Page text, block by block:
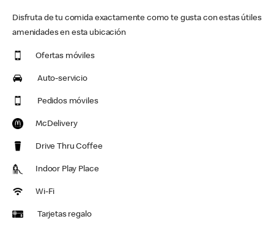
Disfruta de tu comida exactamente como te gusta con estas útiles
amenidades en esta ubicación
Ofertas móviles
Auto-servicio
Pedidos móviles
McDelivery
Drive Thru Coffee
Indoor Play Place
Wi-Fi
Tarjetas regalo